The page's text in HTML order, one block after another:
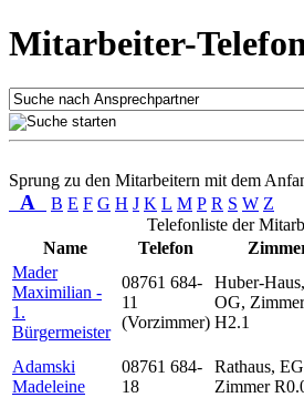
Mitarbeiter-
Sprung zu den Mitarbeitern mit dem
A B E F G H J K L M P R S W Z
Telefonliste der
Name
Telefon
Mader
Maximilian -
1.
Bürgermeister
08761 684-
11
(Vorzimmer)
Huber-
OG, Zimmer
H2.1
Adamski
Madeleine
08761 684-
18
Rathaus,
Zimmer